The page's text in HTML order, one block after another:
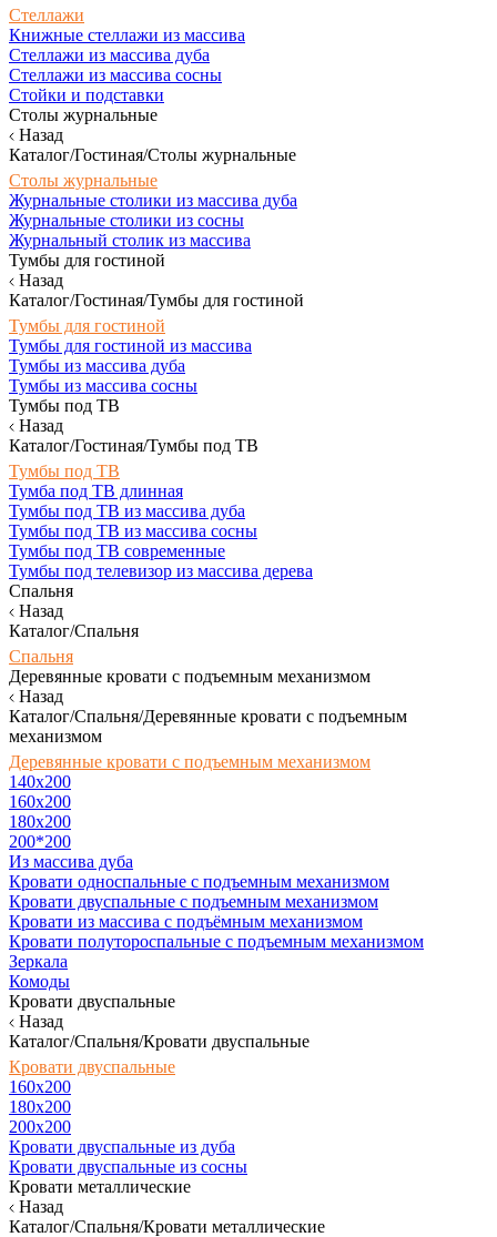
Стеллажи
Книжные стеллажи из массива
Стеллажи из массива дуба
Стеллажи из массива сосны
Стойки и подставки
Столы журнальные
Назад
Каталог/Гостиная/Столы журнальные
Столы журнальные
Журнальные столики из массива дуба
Журнальные столики из сосны
Журнальный столик из массива
Тумбы для гостиной
Назад
Каталог/Гостиная/Тумбы для гостиной
Тумбы для гостиной
Тумбы для гостиной из массива
Тумбы из массива дуба
Тумбы из массива сосны
Тумбы под ТВ
Назад
Каталог/Гостиная/Тумбы под ТВ
Тумбы под ТВ
Тумба под ТВ длинная
Тумбы под ТВ из массива дуба
Тумбы под ТВ из массива сосны
Тумбы под ТВ современные
Тумбы под телевизор из массива дерева
Спальня
Назад
Каталог/Спальня
Спальня
Деревянные кровати с подъемным механизмом
Назад
Каталог/Спальня/Деревянные кровати с подъемным
механизмом
Деревянные кровати с подъемным механизмом
140x200
160х200
180х200
200*200
Из массива дуба
Кровати односпальные с подъемным механизмом
Кровати двуспальные с подъемным механизмом
Кровати из массива с подъёмным механизмом
Кровати полутороспальные с подъемным механизмом
Зеркала
Комоды
Кровати двуспальные
Назад
Каталог/Спальня/Кровати двуспальные
Кровати двуспальные
160х200
180x200
200x200
Кровати двуспальные из дуба
Кровати двуспальные из сосны
Кровати металлические
Назад
Каталог/Спальня/Кровати металлические